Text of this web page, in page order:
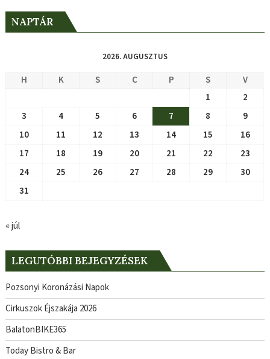
NAPTÁR
2026. AUGUSZTUS
H K S C P S
V
1
2
3
4 5 6 7 8
9
10
11 12 13 14 15
16
17
18 19 20 21 22
23
24
25 26 27 28 29
30
31
« júl
LEGUTÓBBI BEJEGYZÉSEK
Pozsonyi Koronázási Napok
Cirkuszok Éjszakája 2026
BalatonBIKE365
Today Bistro & Bar